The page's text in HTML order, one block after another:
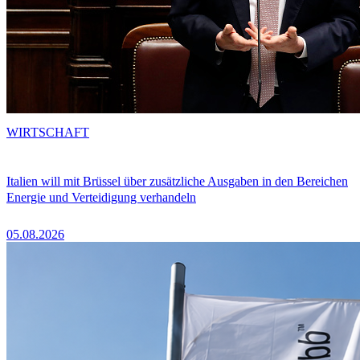
Italien will mit Brüssel über zusätzliche Ausgaben in den Bereichen
Energie und Verteidigung verhandeln
05.08.2026
WIRTSCHAFT